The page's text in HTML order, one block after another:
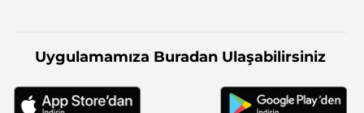
Uygulamamıza Buradan Ulaşabilirsiniz